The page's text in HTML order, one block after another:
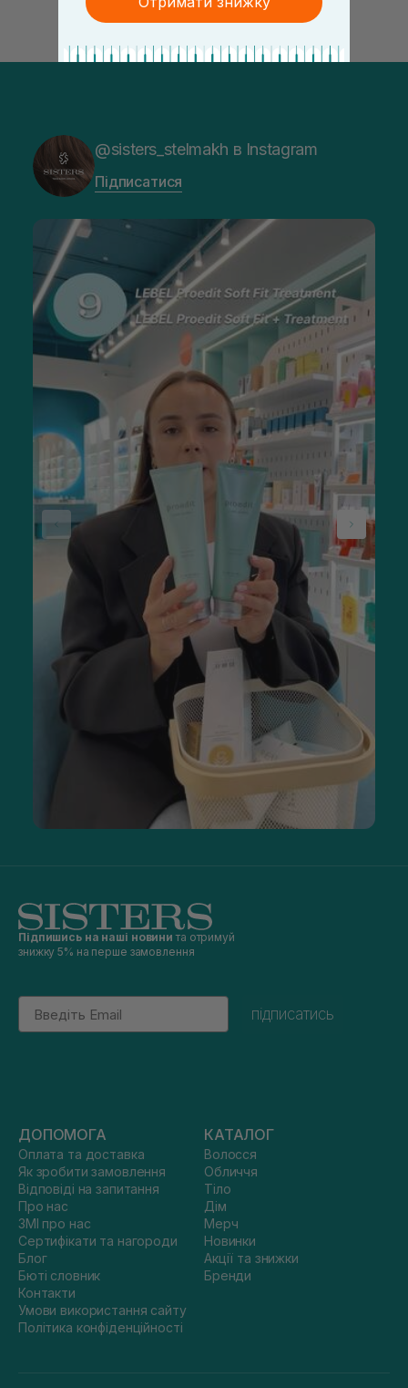
@sisters_stelmakh в Instagram
Підписатися
Підпишись на наші новини та отримуй
знижку 5% на перше замовлення
Email
підписатись
ДОПОМОГА
Оплата та доставка
Як зробити замовлення
Відповіді на запитання
Про нас
ЗМІ про нас
Сертифікати та нагороди
Блог
Бюті словник
Контакти
Умови використання сайту
Політика конфіденційності
КАТАЛОГ
Волосся
Обличчя
Тіло
Дім
Мерч
Новинки
Акції та знижки
Бренди